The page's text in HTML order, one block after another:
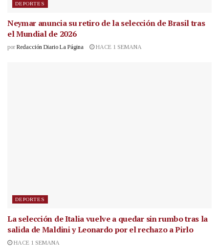
DEPORTES
Neymar anuncia su retiro de la selección de Brasil tras
el Mundial de 2026
por Redacción Diario La Página HACE 1 SEMANA
DEPORTES
La selección de Italia vuelve a quedar sin rumbo tras la
salida de Maldini y Leonardo por el rechazo a Pirlo
HACE 1 SEMANA